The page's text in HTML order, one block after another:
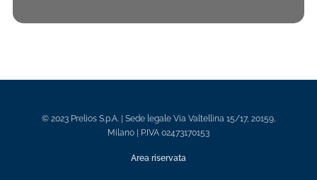
© 2023 Prelios S.p.A. | Sede legale Via Valtellina 15/17, 20159,
Milano | P.IVA 02473170153
Area riservata